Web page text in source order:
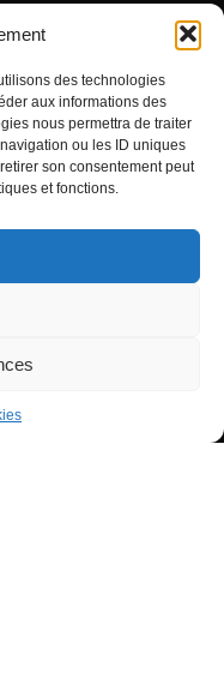
des technologies
aux informations des
nous permettra de traiter
ou les ID uniques
son consentement peut
et fonctions.
07h07
11h55
Tiana à ton service